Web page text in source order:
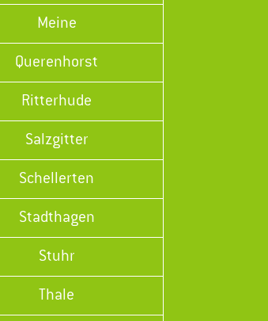
Meine
Querenhorst
Ritterhude
Salzgitter
Schellerten
Stadthagen
Stuhr
Thale